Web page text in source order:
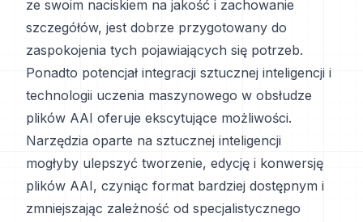
ze swoim naciskiem na jakość i zachowanie
szczegółów, jest dobrze przygotowany do
zaspokojenia tych pojawiających się potrzeb.
Ponadto potencjał integracji sztucznej inteligencji i
technologii uczenia maszynowego w obsłudze
plików AAI oferuje ekscytujące możliwości.
Narzędzia oparte na sztucznej inteligencji
mogłyby ulepszyć tworzenie, edycję i konwersję
plików AAI, czyniąc format bardziej dostępnym i
zmniejszając zależność od specjalistycznego